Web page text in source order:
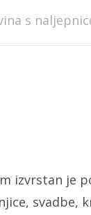
s
izvrstan je
svadbe,